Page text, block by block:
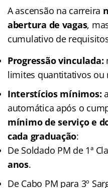
A ascensão na carreira
abertura de vagas,
cumulativo de
Progressão vinculada:
limites quantitativos ou
Interstícios mínimos:
automática após o
mínimo de serviço e
cada graduação:
De Soldado PM de 1ª
anos.
De Cabo PM para 3º